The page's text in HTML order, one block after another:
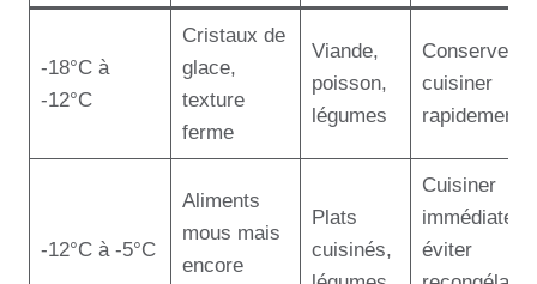
-18°C à
-12°C
Cristaux de
glace,
texture
ferme
Viande,
poisson,
légumes
Conserver et
cuisiner
rapidement
-12°C à -5°C
Aliments
mous mais
encore
Plats
cuisinés,
Cuisiner
éviter